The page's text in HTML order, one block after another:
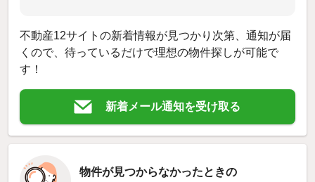
不動産12サイトの新着情報が見つかり次第、通知が届
くので、待っているだけで理想の物件探しが可能で
す！
新着メール通知を受け取る
物件が見つからなかったときの